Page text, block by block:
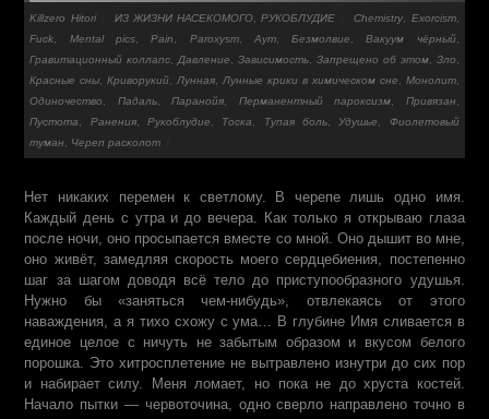
Killzero Hitori ИЗ ЖИЗНИ НАСЕКОМОГО ,РУКОБЛУДИЕ Chemistry Exorcism,
Fuck
Mental pics,Pain Paroxysm, Аут,Безмолвие ,Вакуум чёрный
Гравитационный коллапс
Давление ,Зависимость Запрещено об этом, Зло
Красные сны ,Криворукий Лунная Лунные крики в химическом сне Монолит,
Одиночество
Падаль,Паранойя Перманентный пароксизм Привязан
Пустота
Ранения,Рукоблудие Тоска Тупая боль, Удушье
Фиолетовый
туман
Череп расколот
Нет никаких перемен к светлому. В черепе лишь одно имя.
Каждый день с утра и до вечера. Как только я открываю глаза
после ночи, оно просыпается вместе со мной. Оно дышит во мне,
оно живёт, замедляя скорость моего сердцебиения, постепенно
шаг за шагом доводя всё тело до приступообразного удушья.
Нужно бы «заняться чем-нибудь», отвлекаясь от этого
наваждения, а я тихо схожу с ума… В глубине Имя сливается в
единое целое с ничуть не забытым образом и вкусом белого
порошка. Это хитросплетение не вытравлено изнутри до сих пор
и набирает силу. Меня ломает, но пока не до хруста костей.
Начало пытки — червоточина, одно сверло направлено точно в